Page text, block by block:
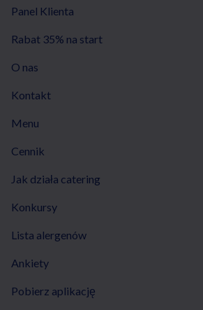
Panel Klienta
Rabat 35% na start
O nas
Kontakt
Menu
Cennik
Jak działa catering
Konkursy
Lista alergenów
Ankiety
Pobierz aplikację